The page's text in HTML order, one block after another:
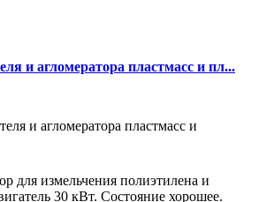
и агломератора пластмасс и пл...
для измельчения полиэтилена и
30 кВт. Состояние хорошее.